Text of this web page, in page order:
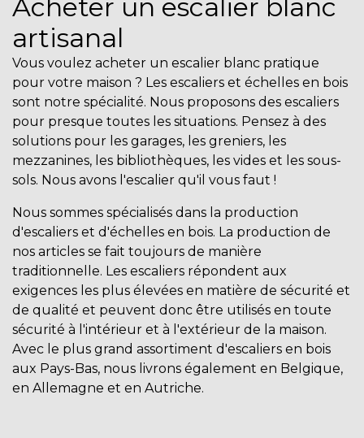
Acheter un escalier blanc
artisanal
Vous voulez acheter un escalier blanc pratique
pour votre maison ? Les escaliers et échelles en bois
sont notre spécialité. Nous proposons des escaliers
pour presque toutes les situations. Pensez à des
solutions pour les garages, les greniers, les
mezzanines, les bibliothèques, les vides et les sous-
sols. Nous avons l'escalier qu'il vous faut !
Nous sommes spécialisés dans la production
d'escaliers et d'échelles en bois. La production de
nos articles se fait toujours de manière
traditionnelle. Les escaliers répondent aux
exigences les plus élevées en matière de sécurité et
de qualité et peuvent donc être utilisés en toute
sécurité à l'intérieur et à l'extérieur de la maison.
Avec le plus grand assortiment d'escaliers en bois
aux Pays-Bas, nous livrons également en Belgique,
en Allemagne et en Autriche.